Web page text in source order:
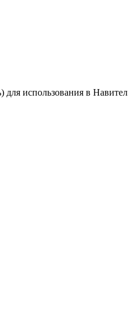
использования в